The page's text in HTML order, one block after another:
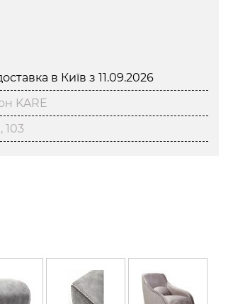
в Київ з 11.09.2026
KARE